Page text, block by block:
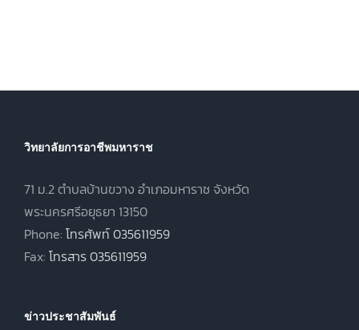
วิทยาลัยการอาชีพมหาราช
71 ม.2 ตำบลบ้านขวาง อำเภอมหาราช จังหวัด
พระนครศรีอยุธยา 13150
Phone: โทรศัพท์ 035611959
Fax: โทรสาร 035611959
ข่าวประชาสัมพันธ์